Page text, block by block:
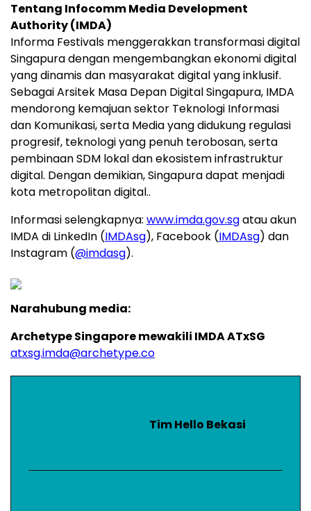
Tentang Infocomm Media Development
Authority (IMDA)
Informa Festivals menggerakkan transformasi digital
Singapura dengan mengembangkan ekonomi digital
yang dinamis dan masyarakat digital yang inklusif.
Sebagai Arsitek Masa Depan Digital Singapura, IMDA
mendorong kemajuan sektor Teknologi Informasi
dan Komunikasi, serta Media yang didukung regulasi
progresif, teknologi yang penuh terobosan, serta
pembinaan SDM lokal dan ekosistem infrastruktur
digital. Dengan demikian, Singapura dapat menjadi
kota metropolitan digital..
Informasi selengkapnya: www.imda.gov.sgatau akun
IMDA di LinkedIn (IMDAsg), Facebook (IMDAsg) dan
Instagram (@imdasg).
Narahubung media:
Archetype Singapore mewakili IMDA ATxSG
atxsg.imda@archetype.co
Tim Hello Bekasi